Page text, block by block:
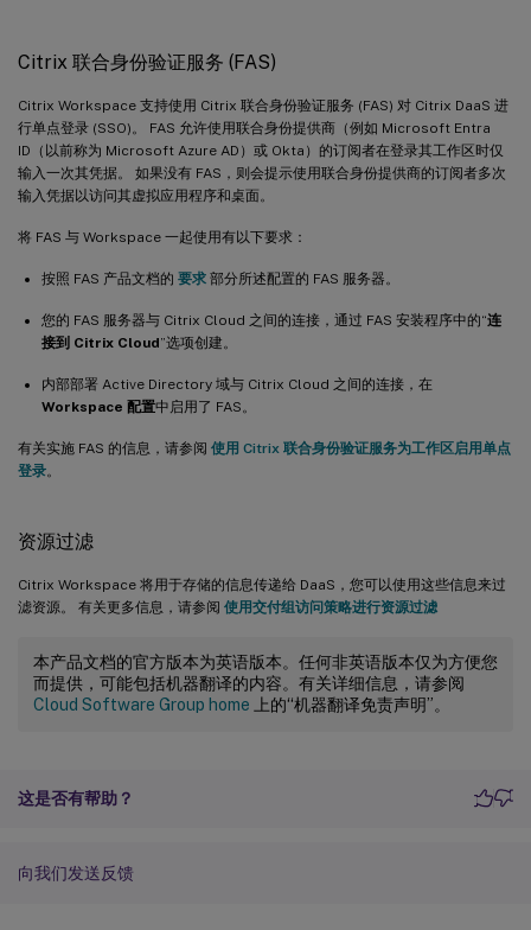
Citrix 联合身份验证服务 (FAS)
Citrix Workspace 支持使用 Citrix 联合身份验证服务 (FAS) 对 Citrix DaaS 进
行单点登录 (SSO)。 FAS 允许使用联合身份提供商（例如 Microsoft Entra
ID（以前称为 Microsoft Azure AD）或 Okta）的订阅者在登录其工作区时仅
输入一次其凭据。 如果没有 FAS，则会提示使用联合身份提供商的订阅者多次
输入凭据以访问其虚拟应用程序和桌面。
将 FAS 与 Workspace 一起使用有以下要求：
按照 FAS 产品文档的 要求 部分所述配置的 FAS 服务器。
您的 FAS 服务器与 Citrix Cloud 之间的连接，通过 FAS 安装程序中的“连
接到 Citrix Cloud”选项创建。
内部部署 Active Directory 域与 Citrix Cloud 之间的连接，在
Workspace 配置中启用了 FAS。
有关实施 FAS 的信息，请参阅 使用 Citrix 联合身份验证服务为工作区启用单点
登录。
资源过滤
Citrix Workspace 将用于存储的信息传递给 DaaS，您可以使用这些信息来过
滤资源。 有关更多信息，请参阅 使用交付组访问策略进行资源过滤
本产品文档的官方版本为英语版本。任何非英语版本仅为方便您
而提供，可能包括机器翻译的内容。有关详细信息，请参阅
Cloud Software Group home 上的“机器翻译免责声明”。
这是否有帮助？
向我们发送反馈